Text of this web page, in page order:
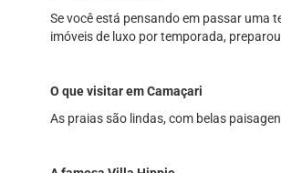
Se você está pensando em passar uma
imóveis de luxo por temporada,
O que visitar em Camaçari
As praias são lindas, com belas